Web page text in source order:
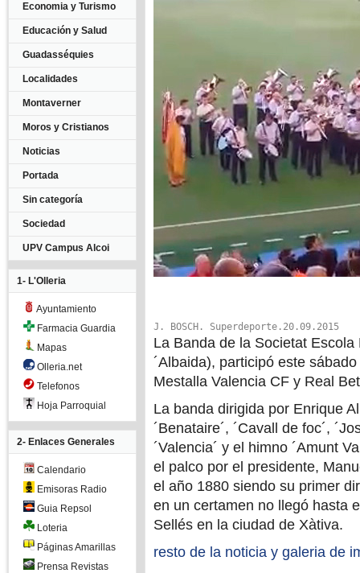
Economia y Turismo
Educación y Salud
Guadasséquies
Localidades
Montaverner
Moros y Cristianos
Noticias
Portada
Sin categoría
Sociedad
UPV Campus Alcoi
1- L'Olleria
Ayuntamiento
Farmacia Guardia
Mapas
Olleria.net
Telefonos
Hoja Parroquial
2- Enlaces Generales
Calendario
Emisoras Radio
Guia Repsol
Loteria
Páginas Amarillas
Prensa Revistas
J. BOSCH. Superdeporte.20.09.2015
La Banda de la Societat
´Albaida), participó este
Mestalla Valencia CF y Real
La banda dirigida por Enrique
´Benataire´, ´Cavall de foc´,
´Valencia´ y el himno ´Amunt
el palco por el presidente,
el año 1880 siendo su primer
en un certamen no llegó hasta
Sellés en la ciudad de Xàtiva.
resto de la noticia y galeria de